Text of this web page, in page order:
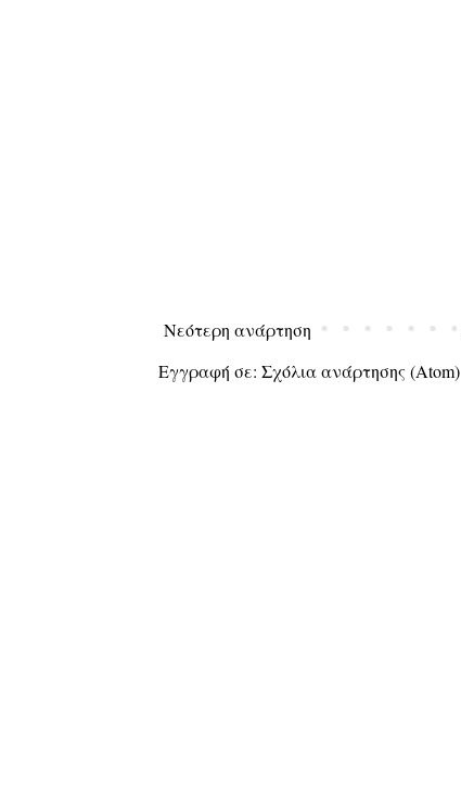
Νεότερη ανάρτηση
Εγγραφή σε: Σχόλια ανάρτησης (Atom)